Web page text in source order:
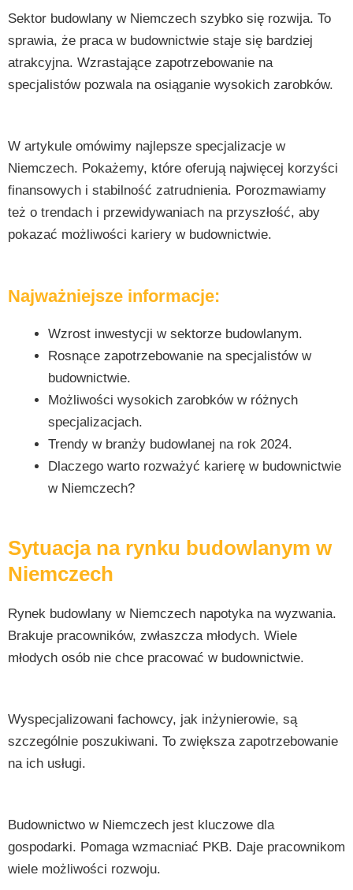
Sektor budowlany w Niemczech szybko się rozwija. To
sprawia, że praca w budownictwie staje się bardziej
atrakcyjna. Wzrastające zapotrzebowanie na
specjalistów pozwala na osiąganie wysokich zarobków.
W artykule omówimy najlepsze specjalizacje w
Niemczech. Pokażemy, które oferują najwięcej korzyści
finansowych i stabilność zatrudnienia. Porozmawiamy
też o trendach i przewidywaniach na przyszłość, aby
pokazać możliwości kariery w budownictwie.
Najważniejsze informacje:
Wzrost inwestycji w sektorze budowlanym.
Rosnące zapotrzebowanie na specjalistów w
budownictwie.
Możliwości wysokich zarobków w różnych
specjalizacjach.
Trendy w branży budowlanej na rok 2024.
Dlaczego warto rozważyć karierę w budownictwie
w Niemczech?
Sytuacja na rynku budowlanym w
Niemczech
Rynek budowlany w Niemczech napotyka na wyzwania.
Brakuje pracowników, zwłaszcza młodych. Wiele
młodych osób nie chce pracować w budownictwie.
Wyspecjalizowani fachowcy, jak inżynierowie, są
szczególnie poszukiwani. To zwiększa zapotrzebowanie
na ich usługi.
Budownictwo w Niemczech jest kluczowe dla
gospodarki. Pomaga wzmacniać PKB. Daje pracownikom
wiele możliwości rozwoju.